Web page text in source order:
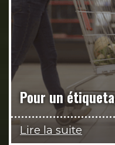
Pour un
Lire la suite